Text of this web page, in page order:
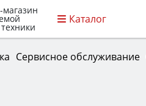
магазин
Каталог
Сервисное обслуживание